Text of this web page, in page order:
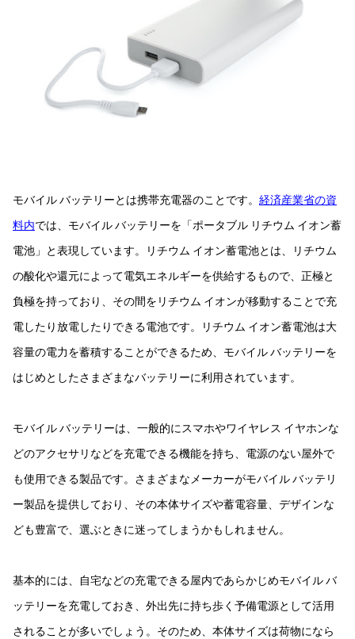
モバイル バッテリーとは携帯充電器のことです。 経済産業省の資
料内では、モバイル バッテリーを「ポータブル リチウム イオン蓄
電池」と表現しています。リチウム イオン蓄電池とは、リチウム
の酸化や還元によって電気エネルギーを供給するもので、正極と
負極を持っており、その間をリチウム イオンが移動することで充
電したり放電したりできる電池です。リチウム イオン蓄電池は大
容量の電力を蓄積することができるため、モバイル バッテリーを
はじめとしたさまざまなバッテリーに利用されています。
モバイル バッテリーは、一般的にスマホやワイヤレス イヤホンな
どのアクセサリなどを充電できる機能を持ち、電源のない屋外で
も使用できる製品です。さまざまなメーカーがモバイル バッテリ
ー製品を提供しており、その本体サイズや蓄電容量、デザインな
ども豊富で、選ぶときに迷ってしまうかもしれません。
基本的には、自宅などの充電できる屋内であらかじめモバイル バ
ッテリーを充電しておき、外出先に持ち歩く予備電源として活用
されることが多いでしょう。そのため、本体サイズは荷物になら